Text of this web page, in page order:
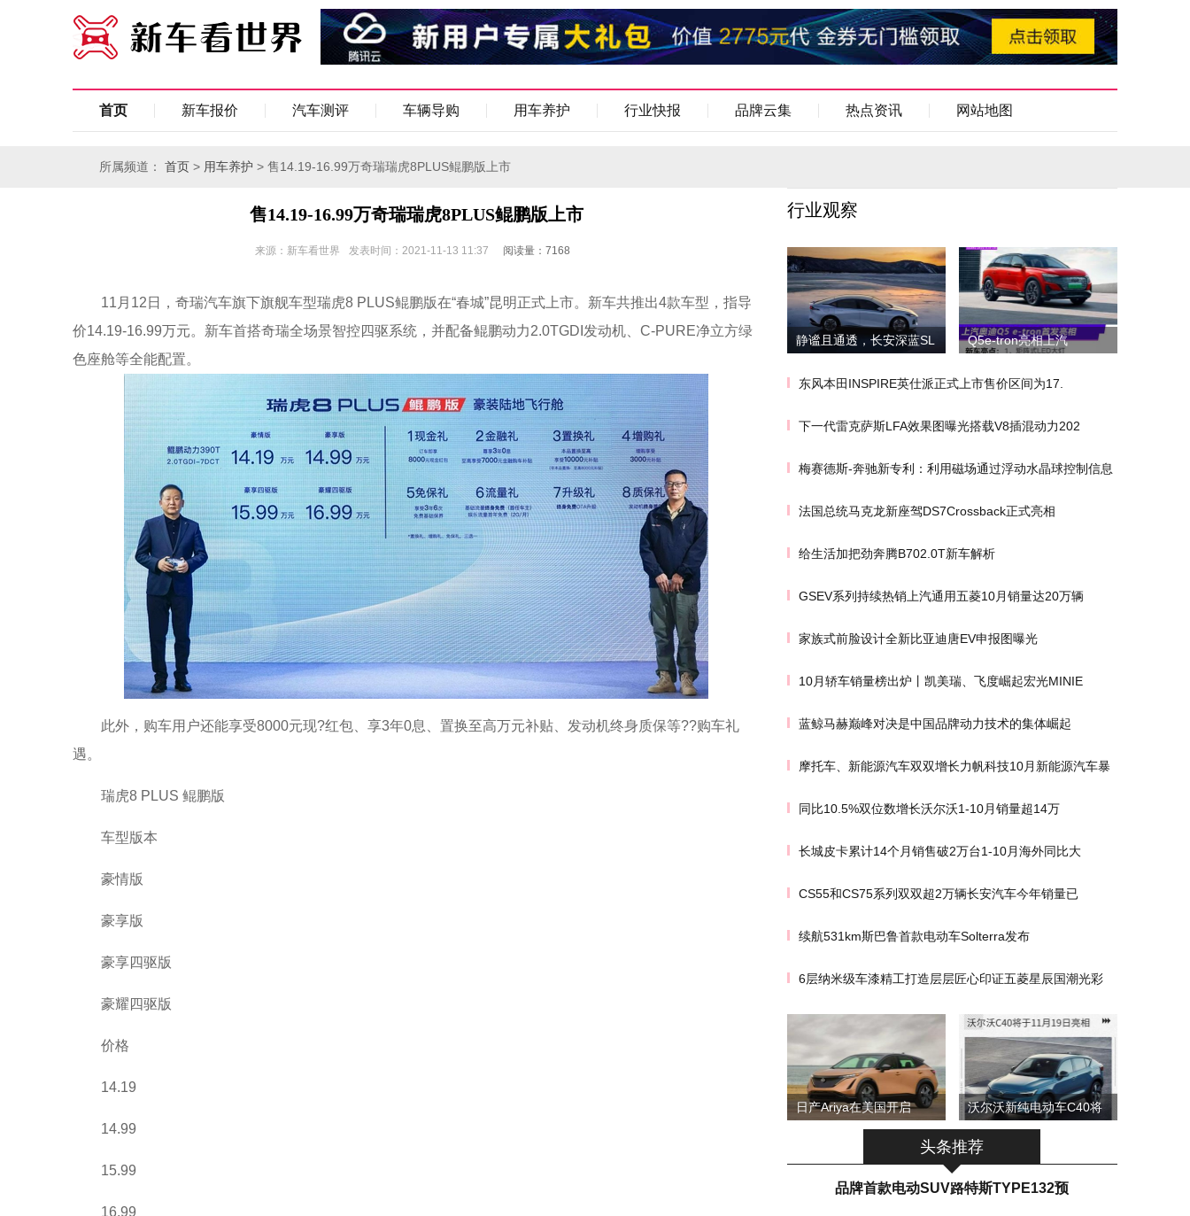
首页 新车报价 汽车测评 车辆导购 用车养护 行业快报 品牌云集 热点资讯 网站地图
所属频道： 首页 > 用车养护 > 售14.19-16.99万奇瑞瑞虎8PLUS鲲鹏版上市
售14.19-16.99万奇瑞瑞虎8PLUS鲲鹏版上市
来源：新车看世界 发表时间：2021-11-13 11:37 阅读量：7168
11月12日，奇瑞汽车旗下旗舰车型瑞虎8 PLUS鲲鹏版在“春城”昆明正式上市。新车共推出4款车型，指导
价14.19-16.99万元。新车首搭奇瑞全场景智控四驱系统，并配备鲲鹏动力2.0TGDI发动机、C-PURE净立方绿
色座舱等全能配置。
此外，购车用户还能享受8000元现?红包、享3年0息、置换至高万元补贴、发动机终身质保等??购车礼
遇。
瑞虎8 PLUS 鲲鹏版
车型版本
豪情版
豪享版
豪享四驱版
豪耀四驱版
价格
14.19
14.99
15.99
16.99
行业观察
静谧且通透，长安深蓝SL Q5e-tron亮相上汽
东风本田INSPIRE英仕派正式上市售价区间为17.
下一代雷克萨斯LFA效果图曝光搭载V8插混动力202
梅赛德斯-奔驰新专利：利用磁场通过浮动水晶球控制信息
法国总统马克龙新座驾DS7Crossback正式亮相
给生活加把劲奔腾B702.0T新车解析
GSEV系列持续热销上汽通用五菱10月销量达20万辆
家族式前脸设计全新比亚迪唐EV申报图曝光
10月轿车销量榜出炉丨凯美瑞、飞度崛起宏光MINIE
蓝鲸马赫巅峰对决是中国品牌动力技术的集体崛起
摩托车、新能源汽车双双增长力帆科技10月新能源汽车暴
同比10.5%双位数增长沃尔沃1-10月销量超14万
长城皮卡累计14个月销售破2万台1-10月海外同比大
CS55和CS75系列双双超2万辆长安汽车今年销量已
续航531km斯巴鲁首款电动车Solterra发布
6层纳米级车漆精工打造层层匠心印证五菱星辰国潮光彩
日产Ariya在美国开启 沃尔沃新纯电动车C40将
头条推荐
品牌首款电动SUV路特斯TYPE132预